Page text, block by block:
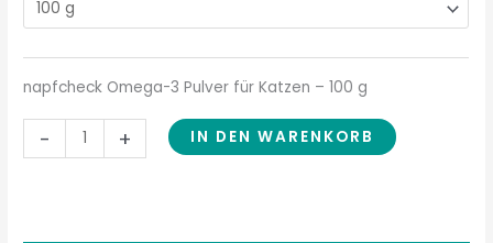
napfcheck Omega-3 Pulver für Katzen – 100 g
- + IN DEN WARENKORB